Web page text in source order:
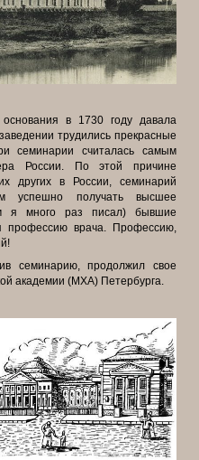
в 1730 году давала
трудились прекрасные
семинарии считалась самым
России. По этой причине
других в России, семинарий
успешно получать высшее
я много раз писал) бывшие
профессию врача. Профессию,
семинарию, продолжил свое
академии (МХА) Петербурга.